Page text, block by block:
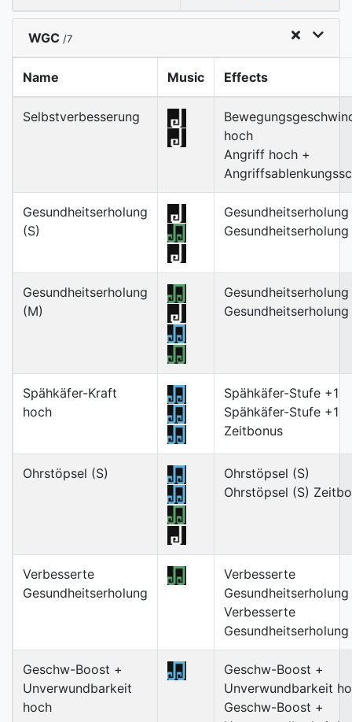
WGC /7
Name Music Effects
Selbstverbesserung
hoch
Angriff hoch +
Gesundheitserholung
(S)
Gesundheitserholung
Gesundheitserholung
Gesundheitserholung
(M)
Spähkäfer-Kraft
hoch
Spähkäfer-Stufe +1
Spähkäfer-Stufe +1
Zeitbonus
Ohrstöpsel (S)
Ohrstöpsel (S)
Ohrstöpsel (S)
Verbesserte
Gesundheitserholung
Verbesserte
Gesundheitserholung
Verbesserte
Gesundheitserholung
Geschw-Boost +
Unverwundbarkeit
hoch
Geschw-Boost +
Unverwundbarkeit
Geschw-Boost +